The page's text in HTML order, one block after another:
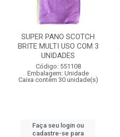
SUPER PANO SCOTCH
BRITE MULTI USO COM 3
UNIDADES
Código: 551108
Embalagem: Unidade
Caixa contém 30 unidade(s)
Faça seu login ou
cadastre-se para